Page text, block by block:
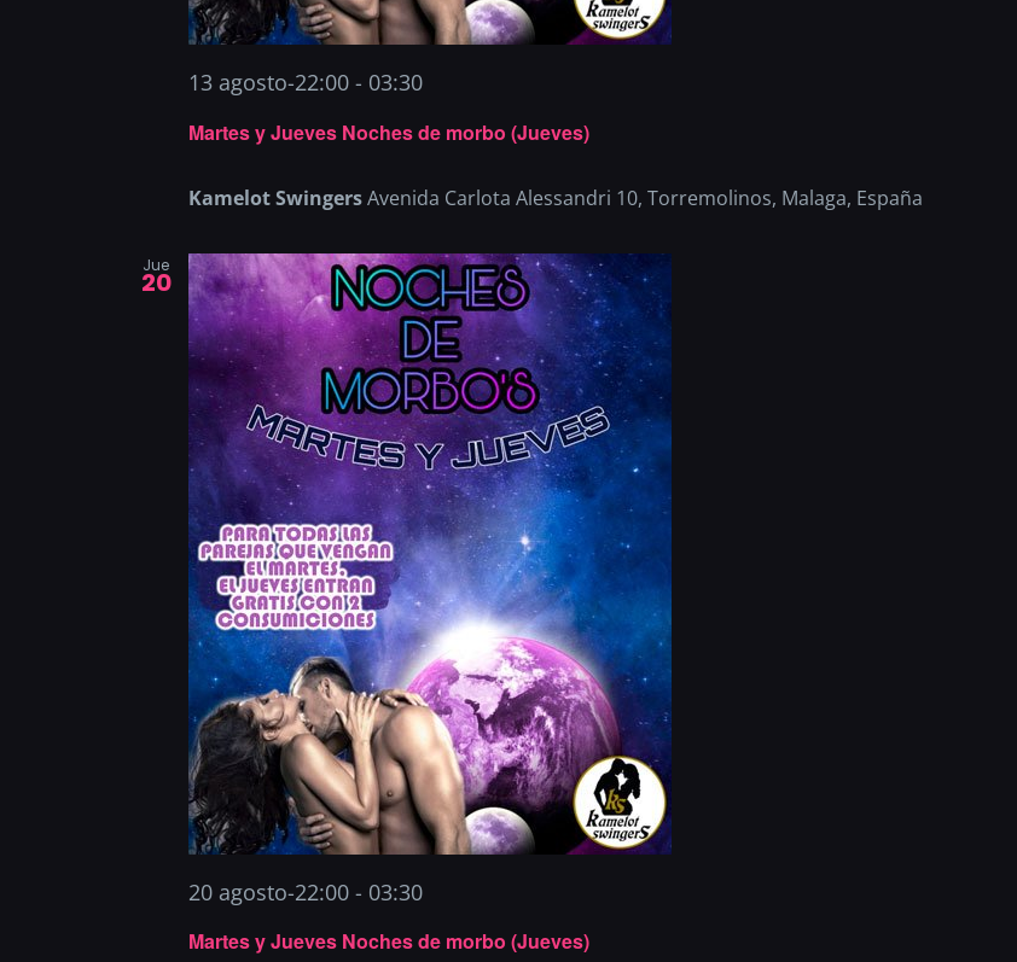
Martes y Jueves Noches de morbo (Jueves)
13 agosto-22:00 - 03:30
Kamelot SwingersAvenida Carlota Alessandri 10, Torremolinos, Malaga, España
Jue
20
Martes y Jueves Noches de morbo (Jueves)
20 agosto-22:00 - 03:30